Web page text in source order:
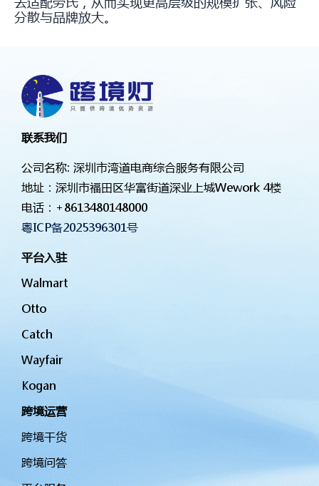
分散与品牌放大。
联系我们
公司名称: 深圳市湾道电商综合服务有限公司
地址：深圳市福田区华富街道深业上城Wework 4楼
电话： +8613480148000
粤ICP备2025396301号
平台入驻
Walmart
Otto
Catch
Wayfair
Kogan
跨境运营
跨境干货
跨境问答